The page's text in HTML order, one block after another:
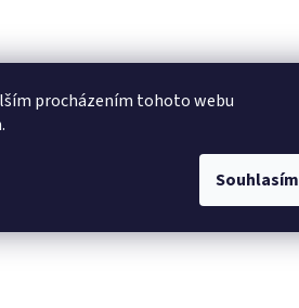
procházením tohoto webu
Souhlasím